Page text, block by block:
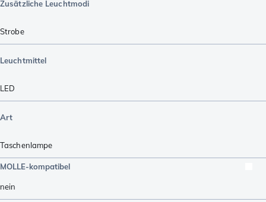
Zusätzliche Leuchtmodi
Strobe
Leuchtmittel
LED
Art
Taschenlampe
MOLLE-kompatibel
nein